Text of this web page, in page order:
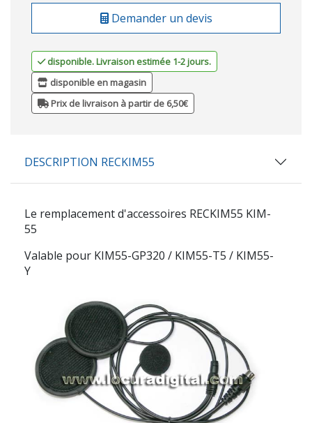
Demander un devis
disponible. Livraison estimée 1-2 jours.
disponible en magasin
Prix de livraison à partir de 6,50€
DESCRIPTION RECKIM55
Le remplacement d'accessoires RECKIM55 KIM-
55
Valable pour KIM55-GP320 / KIM55-T5 / KIM55-
Y